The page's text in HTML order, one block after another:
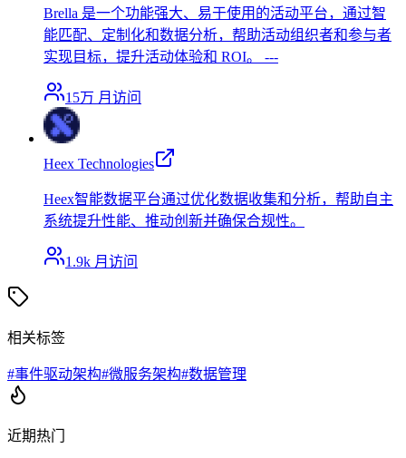
Brella 是一个功能强大、易于使用的活动平台，通过智
能匹配、定制化和数据分析，帮助活动组织者和参与者
实现目标，提升活动体验和 ROI。 ---
15万 月访问
Heex Technologies
Heex智能数据平台通过优化数据收集和分析，帮助自主
系统提升性能、推动创新并确保合规性。
1.9k 月访问
相关标签
#事件驱动架构#微服务架构#数据管理
近期热门